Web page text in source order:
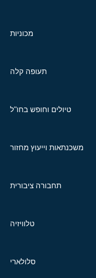
מכוניות
תעופה קלה
טיולים וחופש בחו"ל
משכנתאות וייעוץ מחזור
תחבורה ציבורית
טלוויזיה
סלולארי